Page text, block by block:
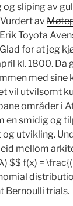
sliping av
av
Toyota
for at jeg
kl. 1800. Da
med sine
vil utvilsomt
områder i
en smidig og
utvikling.
mellom
$$ f(x) =
Bernoulli trials.